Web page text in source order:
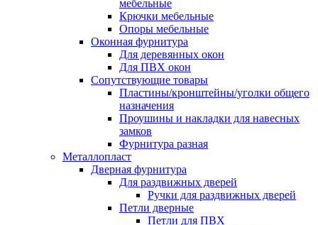
мебельные
Крючки мебельные
Опоры мебельные
Оконная фурнитура
Для деревянных окон
Для ПВХ окон
Сопутствующие товары
Пластины/кронштейны/уголки общего
назначения
Проушины и накладки для навесных
замков
Фурнитура разная
Металлопласт
Дверная фурнитура
Для раздвижных дверей
Ручки для раздвижных дверей
Петли дверные
Петли для ПВХ